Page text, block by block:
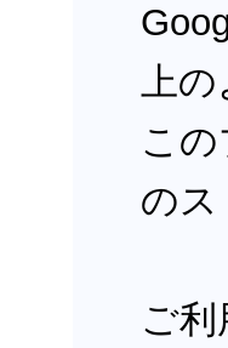
上の
こ
のス
ご